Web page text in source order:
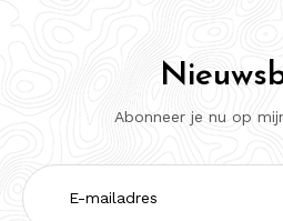
Abonneer je nu op
E-
mailadres